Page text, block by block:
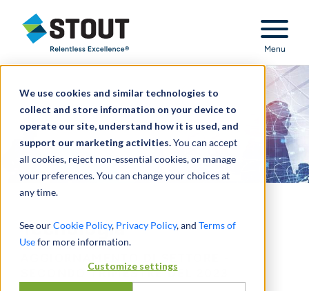
We use cookies and similar technologies to
collect and store information on your device to
operate our site, understand how it is used, and
support our marketing activities.You can accept
all cookies, reject non-essential cookies, or manage
your preferences. You can change your choices at
any time.
See ourCookie Policy, Privacy Policy, and Terms of
Usefor more information.
Customize settings
Stout Relentless Excellence
Menu
Tecnologia
SECONDO TRIMESTRE DEL 2023